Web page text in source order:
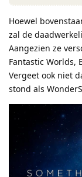
Hoewel
zal de
Aangezien ze
Fantastic Worlds,
Vergeet ook niet
stond als